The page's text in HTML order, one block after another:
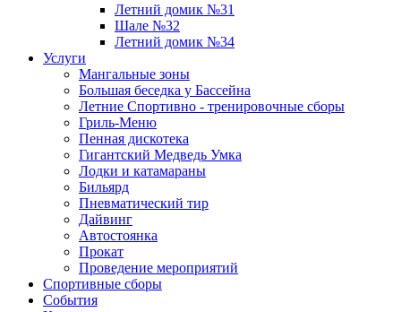
Летний домик №31
Шале №32
Летний домик №34
Услуги
Мангальные зоны
Большая беседка у Бассейна
Летние Спортивно - тренировочные сборы
Гриль-Меню
Пенная дискотека
Гигантский Медведь Умка
Лодки и катамараны
Бильярд
Пневматический тир
Дайвинг
Автостоянка
Прокат
Проведение мероприятий
Спортивные сборы
События